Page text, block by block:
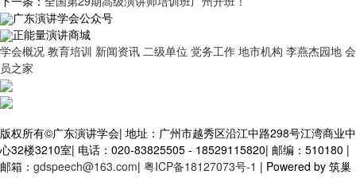
广东演讲学会公众号
正能量演讲商城
学会概况 教育培训 新闻资讯 二级单位 党务工作 地市机构 李燕杰园地 会
员之家
版权所有©广东演讲学会| 地址：广州市越秀区沿江中路298号江湾商业中
心32楼3210室| 电话：020-83825505 - 18529115820| 邮编：510180 |
邮箱： gdspeech@163.com| 粤ICP备18127073号-1 | Powered by 筑巢